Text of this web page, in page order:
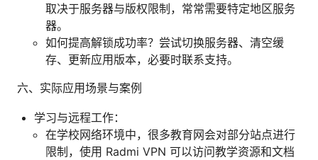
取决于服务器与版权限制，常常需要特定地区服务
器。
如何提高解锁成功率？尝试切换服务器、清空缓
存、更新应用版本，必要时联系支持。
六、实际应用场景与案例
学习与远程工作：
在学校网络环境中，很多教育网会对部分站点进行
限制，使用 Radmi VPN 可以访问教学资源和文档